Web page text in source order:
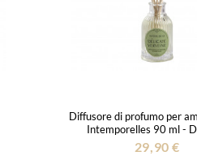
Diffusore di profumo per
Intemporelles 90 ml -
Verveine
29,90 €